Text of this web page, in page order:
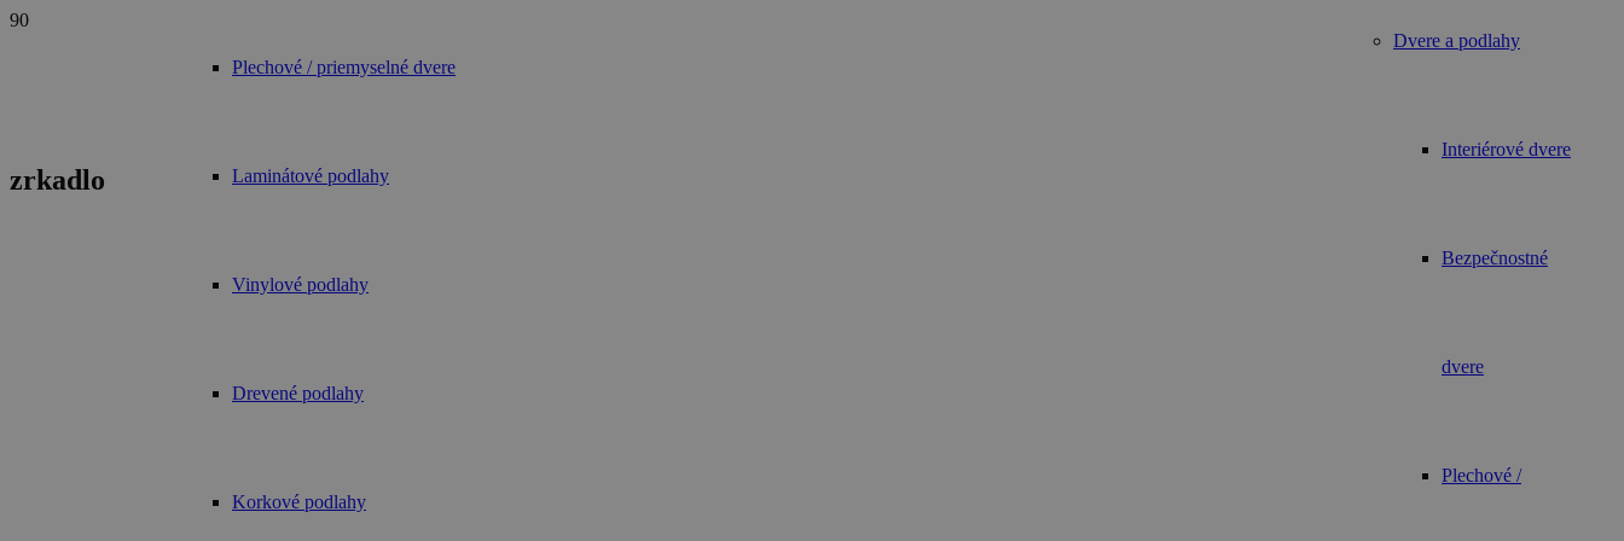
Plechové / priemyselné dvere
Laminátové podlahy
Vinylové podlahy
Drevené podlahy
Korkové podlahy
Dvere a podlahy
Interiérové dvere
Bezpečnostné
dvere
Plechové /
zrkadlo